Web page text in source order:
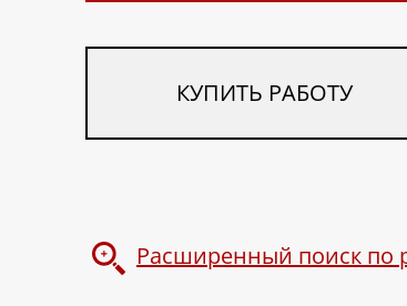
КУПИТЬ РАБОТУ
Расширенный поиск по